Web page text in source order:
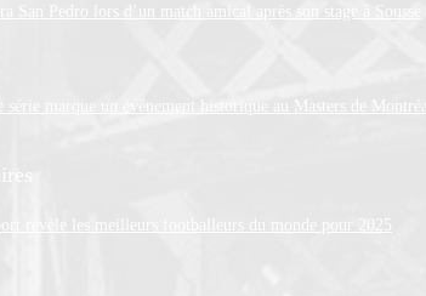
San Pedro lors d’un match amical après son stage à Sousse
série marque un événement historique au Masters de Montréal
révèle les meilleurs footballeurs du monde pour 2025